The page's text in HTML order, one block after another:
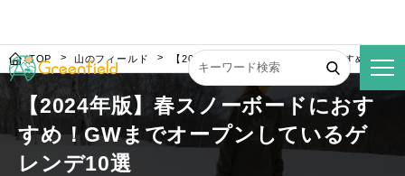
TOP 山のフィールド 【2024年版】春スノーボードにおすすめ！GW
【2024年版】春スノーボードにおす
すめ！GWまでオープンしているゲ
レンデ10選